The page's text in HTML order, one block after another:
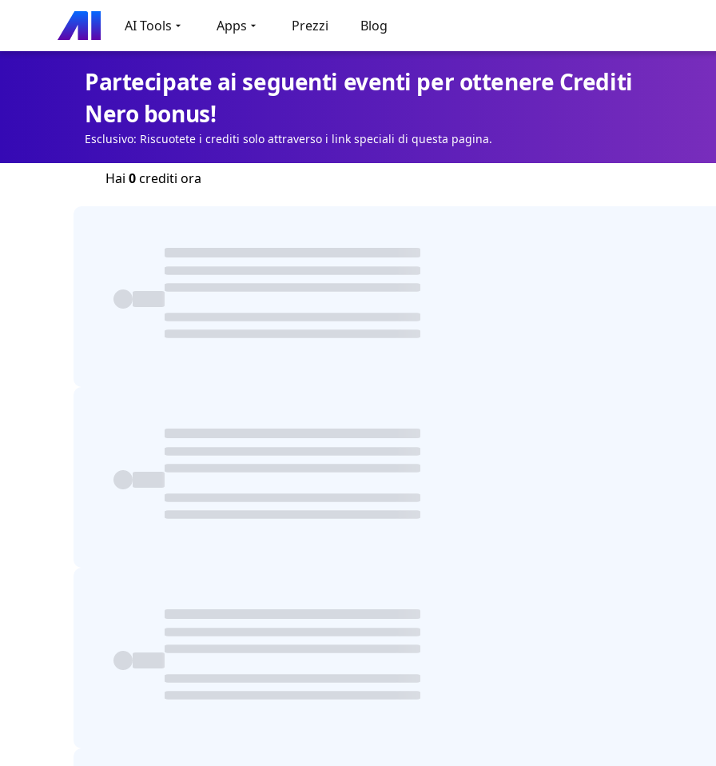
AI Tools Apps Prezzi Blog
Partecipate ai seguenti eventi per ottenere Crediti
Nero bonus!
Esclusivo: Riscuotete i crediti solo attraverso i link speciali di questa pagina.
Hai 0crediti ora